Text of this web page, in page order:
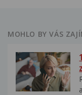
MOHLO BY VÁS